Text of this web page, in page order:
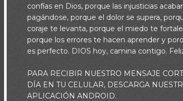
Piensa:
confías en Dios, porque las injusticias
pagándose, porque el dolor se supera,
coraje te levanta, porque el miedo te
porque los errores te hacen aprender y
es perfecto. DIOS hoy, camina contigo.
PARA RECIBIR NUESTRO MENSAJE
DÍA EN TU CELULAR, DESCARGA
APLICACIÓN ANDROID.